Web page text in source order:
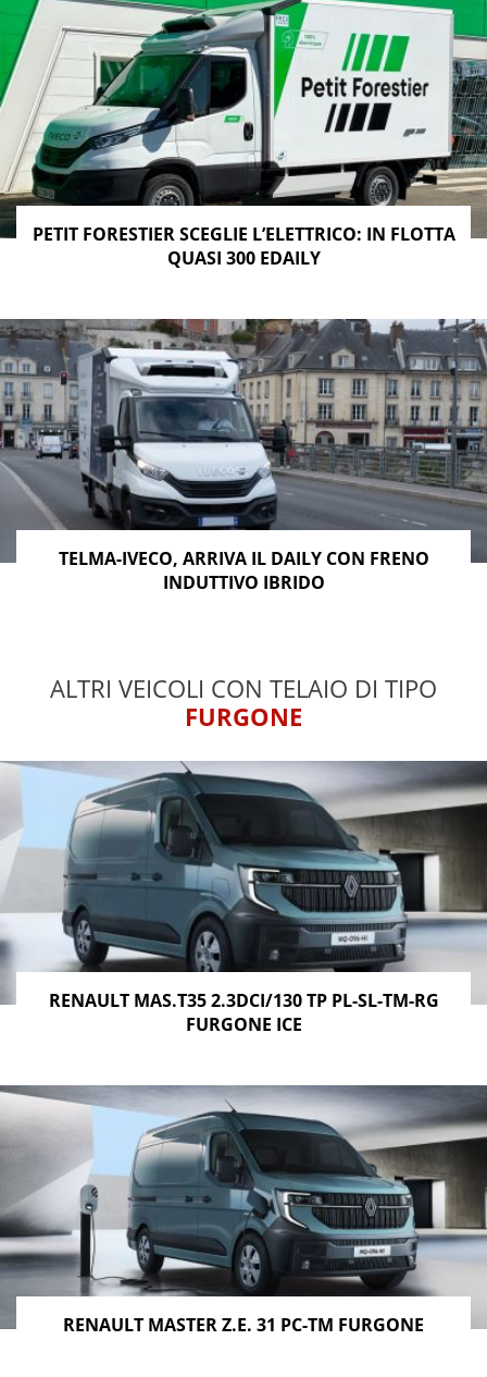
PETIT FORESTIER SCEGLIE L’ELETTRICO: IN FLOTTA
QUASI 300 EDAILY
TELMA-IVECO, ARRIVA IL DAILY CON FRENO
INDUTTIVO IBRIDO
ALTRI VEICOLI CON TELAIO DI TIPO
FURGONE
RENAULT MAS.T35 2.3DCI/130 TP PL-SL-TM-RG
FURGONE ICE
RENAULT MASTER Z.E. 31 PC-TM FURGONE